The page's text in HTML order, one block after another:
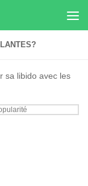
sa libido avec les